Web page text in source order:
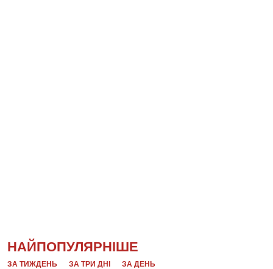
НАЙПОПУЛЯРНІШЕ
ЗА ТИЖДЕНЬ ЗА ТРИ ДНІ ЗА ДЕНЬ